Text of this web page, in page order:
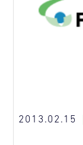
2013.02.15